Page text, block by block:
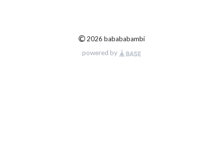
© 2026 babababambi
powered by